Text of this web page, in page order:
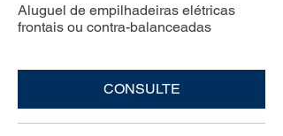
Aluguel de empilhadeiras elétricas
frontais ou contra-balanceadas
CONSULTE